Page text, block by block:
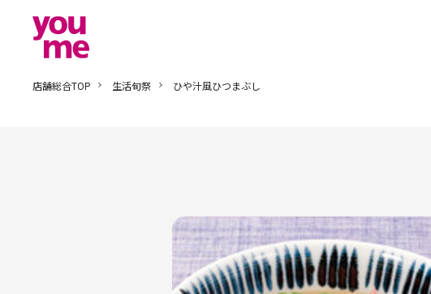
店舗総合TOP 生活旬祭 ひや汁風ひつまぶし